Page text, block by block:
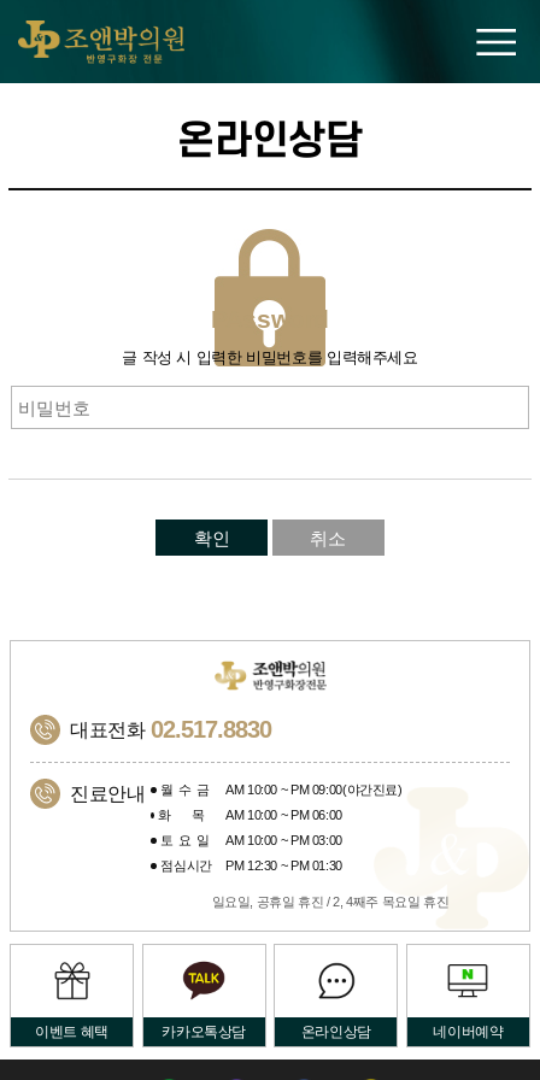
온라인상담
PAssword
글 작성 시 입력한 비밀번호를 입력해주세요
확인 취소
대표전화 02.517.8830
진료안내 월수금
AM 10:00 ~ PM 09:00(야간진료)
화목 AM 10:00 ~ PM 06:00
토요일
AM 10:00 ~ PM 03:00
점심시간
PM 12:30 ~ PM 01:30
일요일, 공휴일 휴진 / 2, 4째주 목요일 휴진
이벤트 혜택 카카오톡상담 온라인상담 네이버예약